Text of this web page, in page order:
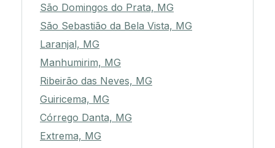
São Domingos do Prata, MG
São Sebastião da Bela Vista, MG
Laranjal, MG
Manhumirim, MG
Ribeirão das Neves, MG
Guiricema, MG
Córrego Danta, MG
Extrema, MG